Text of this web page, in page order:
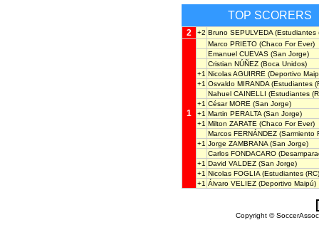
TOP SCORERS
2 +2 Bruno SEPULVEDA (Estudiantes
1
Marco PRIETO (Chaco For Ever)
Emanuel CUEVAS (San Jorge)
Cristian NÚÑEZ (Boca Unidos)
+1 Nicolas AGUIRRE (Deportivo
+1 Osvaldo MIRANDA (Estudiantes
Nahuel CAINELLI (Estudiantes
+1 César MORE (San Jorge)
+1 Martin PERALTA (San Jorge)
+1 Milton ZARATE (Chaco For Ever)
Marcos FERNÁNDEZ (Sarmiento
+1 Jorge ZAMBRANA (San Jorge)
Carlos FONDACARO
+1 David VALDEZ (San Jorge)
+1 Nicolas FOGLIA (Estudiantes
+1 Álvaro VELIEZ (Deportivo Maipú)
Copyright ©